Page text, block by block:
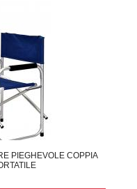
PIEGHEVOLE COPPIA